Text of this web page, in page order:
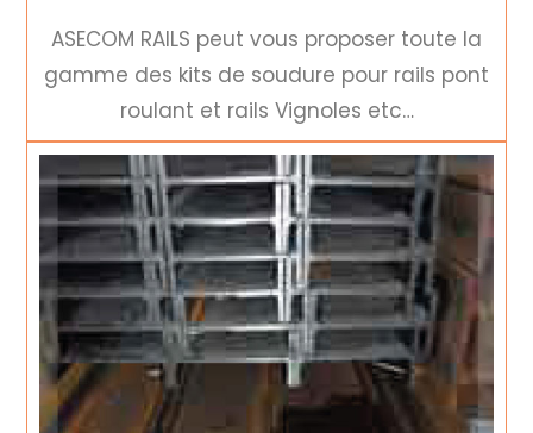
ASECOM RAILS peut vous proposer toute la
gamme des kits de soudure pour rails pont
roulant et rails Vignoles etc…